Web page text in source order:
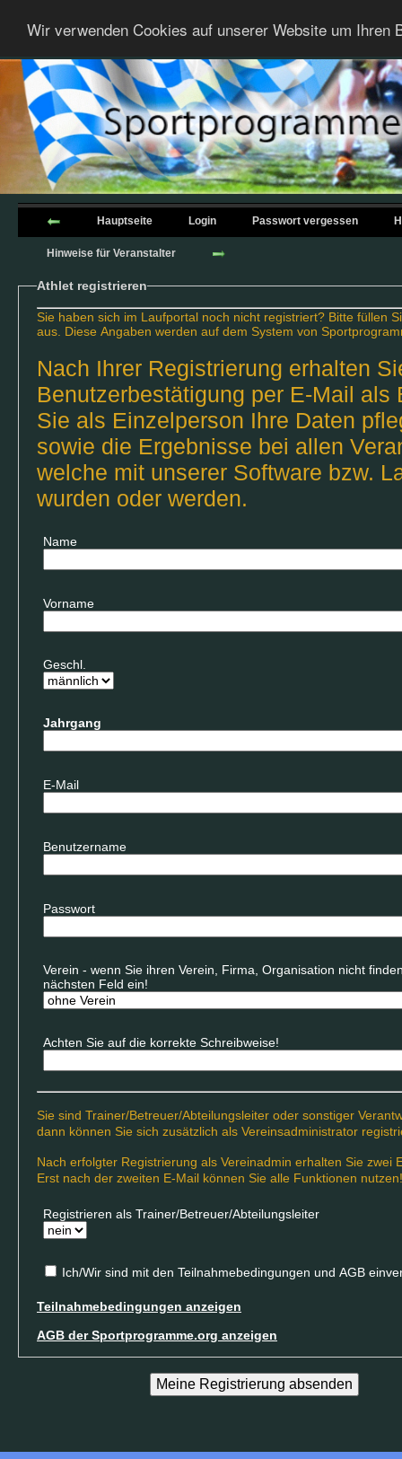
Wir verwenden Cookies auf unserer Website um
Hauptseite Login Passwort vergessen
Hinweise für Veranstalter
Athlet registrieren
Sie haben sich im Laufportal noch nicht registriert? Bitte füllen Sie alle nachfolgenden Felder mit Ihren Angaben
aus. Diese Angaben werden auf dem System von
Nach Ihrer Registrierung erhalten
Benutzerbestätigung per E-Mail als
Sie als Einzelperson Ihre Daten
sowie die Ergebnisse bei allen
welche mit unserer Software bzw.
wurden oder werden.
Name
Vorname
Geschl.
Jahrgang
E-Mail
Benutzername
Passwort
Verein - wenn Sie ihren Verein, Firma, Organisation nicht
nächsten Feld ein!
Achten Sie auf die korrekte Schreibweise!
Sie sind Trainer/Betreuer/Abteilungsleiter oder sonstiger
dann können Sie sich zusätzlich als Vereinsadministrator
Nach erfolgter Registrierung als Vereinadmin erhalten Sie zwei
Erst nach der zweiten E-Mail können Sie alle Funktionen nutzen!
Registrieren als Trainer/Betreuer/Abteilungsleiter
Ich/Wir sind mit den Teilnahmebedingungen und AGB
Teilnahmebedingungen anzeigen
AGB der Sportprogramme.org anzeigen